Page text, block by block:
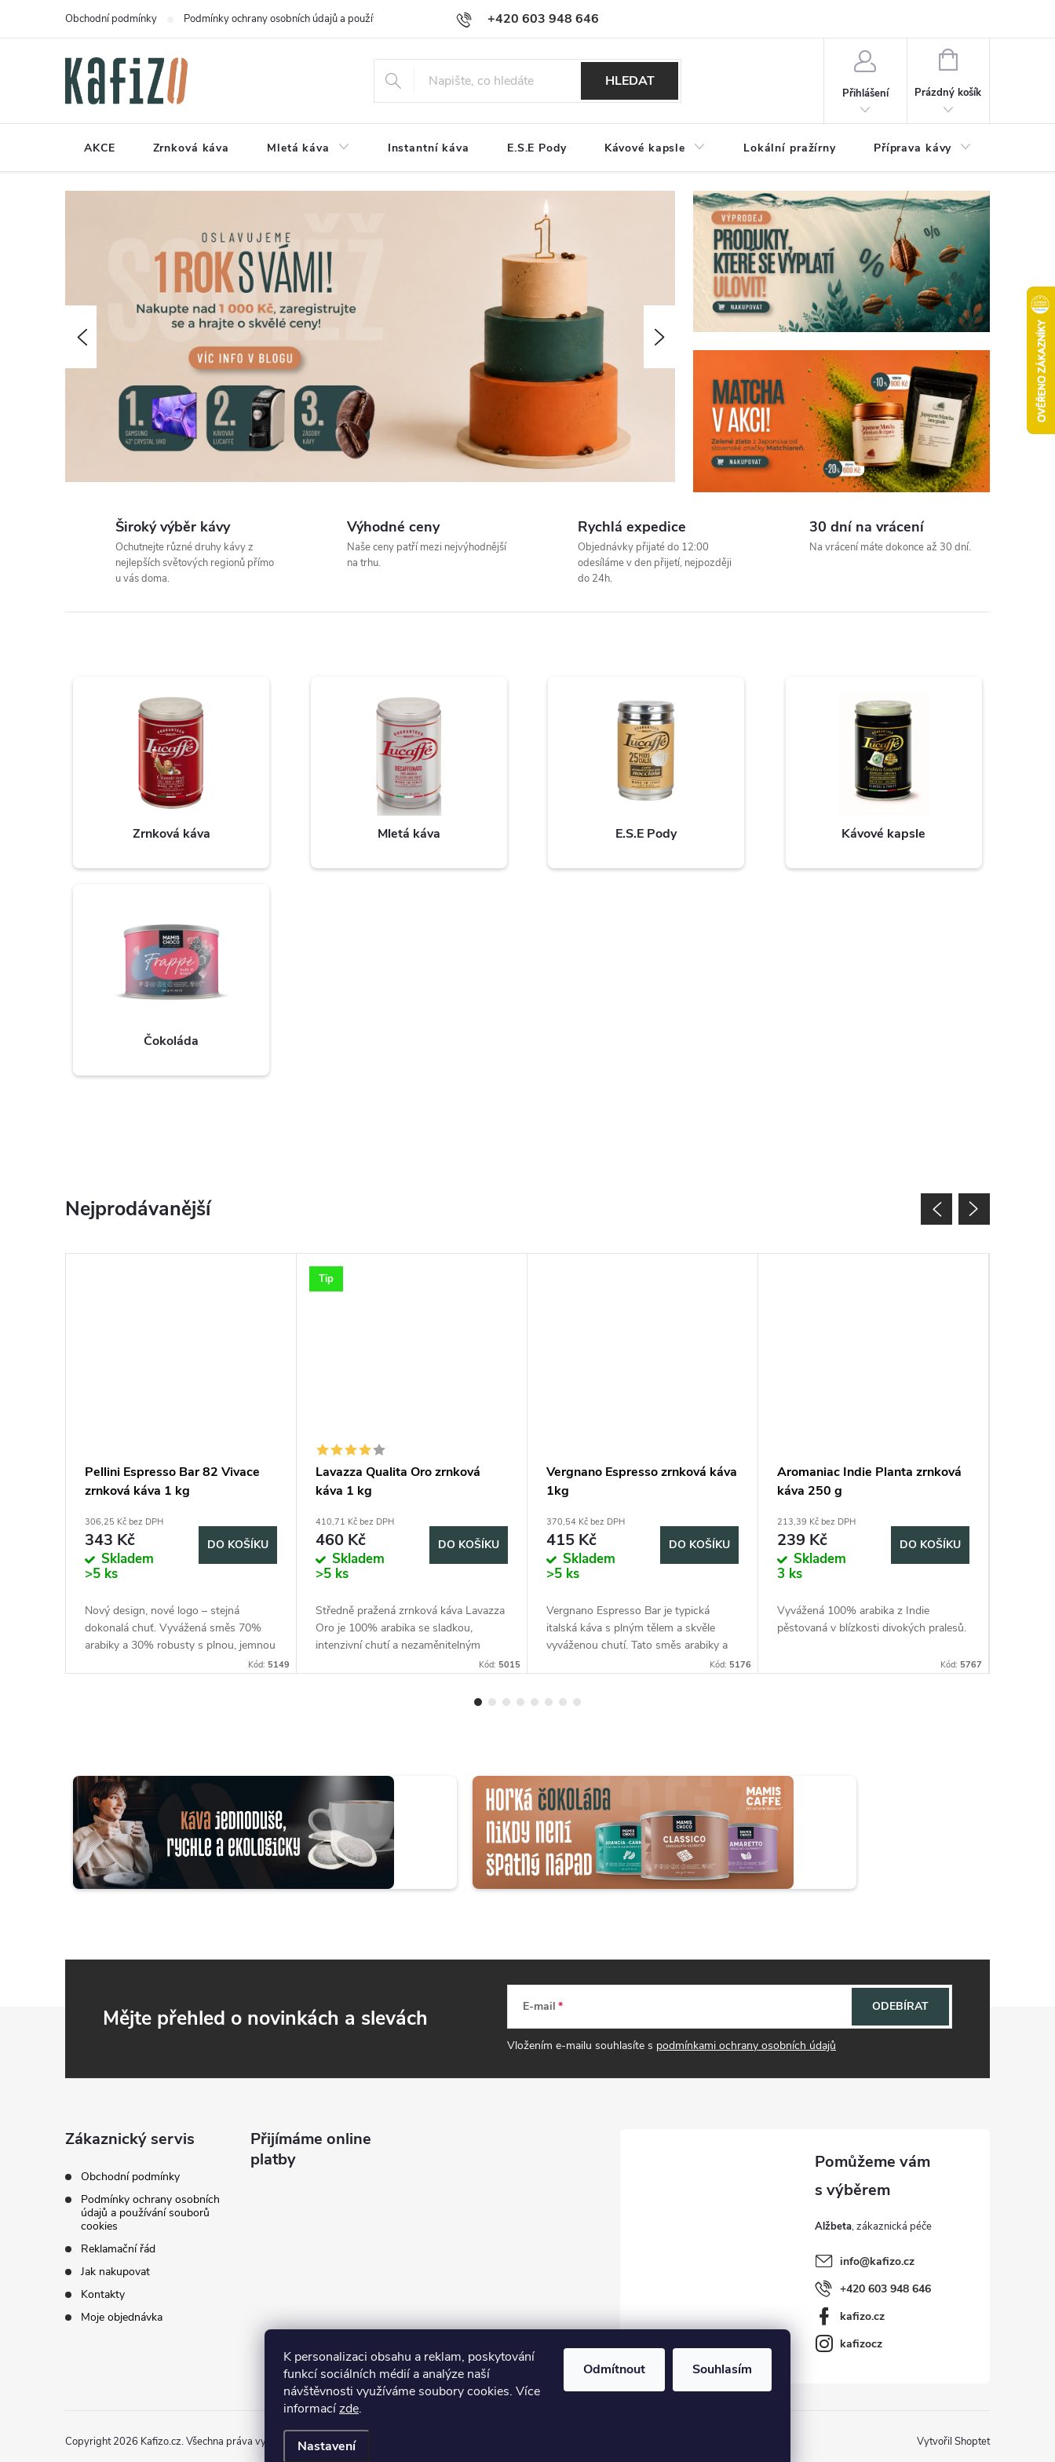
K personalizaci obsahu a reklam, poskytování
funkcí sociálních médií a analýze naší
návštěvnosti využíváme soubory cookies. Více
informacízde.
Nastavení
Odmítnout Souhlasím
+420 603 948 646
Obchodní podmínky Podmínky ochrany osobních údajů a používání souborů cookies Reklamační řád Jak nakupovat
HLEDAT
Přihlášení
NÁKUPNÍ
Prázdný košík
AKCE Zrnková káva Mletá káva Instantní káva E.S.E Pody Kávové kapsle Lokální pražírny Příprava kávy
Následující
Široký výběr kávy
Ochutnejte různé druhy kávy z
nejlepších světových regionů přímo
u vás doma.
Výhodné ceny
Naše ceny patří mezi nejvýhodnější
na trhu.
Rychlá expedice
Objednávky přijaté do 12:00
odesíláme v den přijetí, nejpozději
do 24h.
30 dní na vrácení
Na vrácení máte dokonce až 30 dní.
Zrnková káva Mletá káva E.S.E Pody Kávové kapsle
Čokoláda
Nejprodávanější
Pellini Espresso Bar 82 Vivace
zrnková káva 1 kg
306,25 Kč bez DPH
343 Kč
Skladem
>5 ks
DO KOŠÍKU
Nový design, nové logo – stejná
dokonalá chuť. Vyvážená směs 70%
arabiky a 30% robusty s plnou, jemnou
Kód: 5149
Tip
Lavazza Qualita Oro zrnková
káva 1 kg
410,71 Kč bez DPH
460 Kč
Skladem
>5 ks
DO KOŠÍKU
Středně pražená zrnková káva Lavazza
Oro je 100% arabika se sladkou,
intenzivní chutí a nezaměnitelným
aroma. Intenzivní aromatická chuť pro
Kód: 5015
Vergnano Espresso zrnková káva
1kg
370,54 Kč bez DPH
415 Kč
Skladem
>5 ks
DO KOŠÍKU
Vergnano Espresso Bar je typická
italská káva s plným tělem a skvěle
vyváženou chutí. Tato směs arabiky a
robusty nabízí vynikající espresso bez
Kód: 5176
Aromaniac Indie Planta zrnková
káva 250 g
213,39 Kč bez DPH
239 Kč
Skladem
3 ks
DO KOŠÍKU
Vyvážená 100% arabika z Indie
pěstovaná v blízkosti divokých pralesů.
Kód: 5767
Mějte přehled o novinkách a slevách E-mail
Vložením e-mailu souhlasíte s podmínkami ochrany osobních údajů
ODEBÍRAT
Zákaznický servis
Obchodní podmínky
Podmínky ochrany osobních
údajů a používání souborů
cookies
Reklamační řád
Jak nakupovat
Kontakty
Moje objednávka
Přijímáme online
platby
Alžbeta
info@kafizo.cz
+420 603 948 646
kafizo.cz
kafizocz
Vytvořil Shoptet
Copyright 2026 Kafizo.cz. Všechna práva vyhrazena.Upravit nastavení cookies